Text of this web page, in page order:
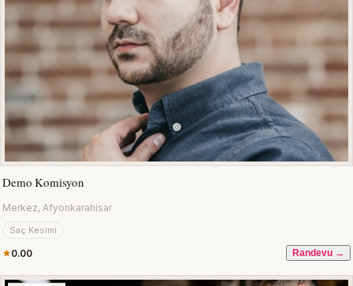
Demo Komisyon
Merkez, Afyonkarahisar
Saç Kesimi
0.00 Randevu →